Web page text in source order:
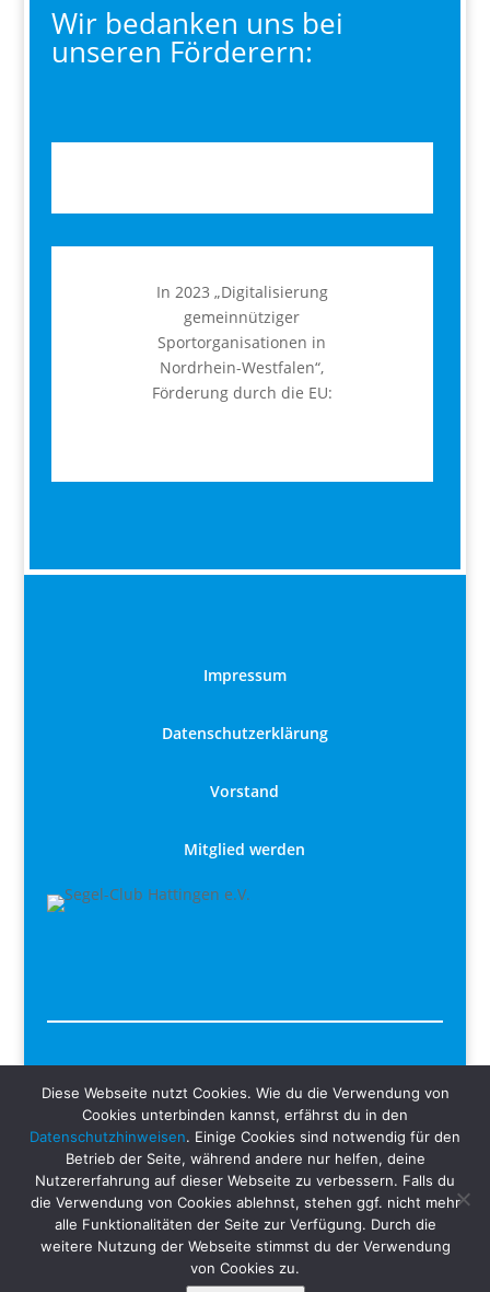
Wir bedanken uns bei
unseren Förderern:
In 2023 „Digitalisierung
gemeinnütziger
Sportorganisationen in
Nordrhein-Westfalen“,
Förderung durch die EU:
Impressum
Datenschutzerklärung
Vorstand
Mitglied werden
Liebe Segelfreunde und Segelfreundinnen,
wir freuen uns, dass ihr euch für den Segel-Club Hattingen
e.V. interessiert. Unabhängig, ob ihr männlich, weiblich oder
divers seid, schreiben wir aus Gründen der besseren
Lesbarkeit unsere Artikel für euch in der männlichen Form,
meinen aber immer Alle. Jeder ist bei uns willkommen.
Diese Webseite nutzt Cookies. Wie du die Verwendung von
Cookies unterbinden kannst, erfährst du in den
Datenschutzhinweisen. Einige Cookies sind notwendig für den
Betrieb der Seite, während andere nur helfen, deine
Nutzererfahrung auf dieser Webseite zu verbessern. Falls du
die Verwendung von Cookies ablehnst, stehen ggf. nicht mehr
alle Funktionalitäten der Seite zur Verfügung. Durch die
weitere Nutzung der Webseite stimmst du der Verwendung
von Cookies zu.